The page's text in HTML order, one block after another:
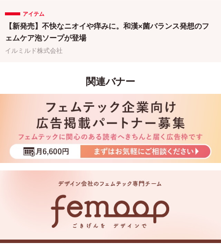
アイテム
【新発売】不快なニオイや痒みに。和漢×菌バランス発想のフ
ェムケア泡ソープが登場
イルミルド株式会社
関連バナー